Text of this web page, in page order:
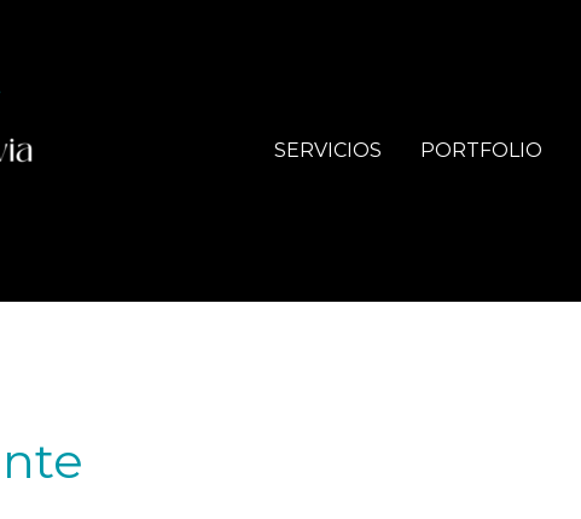
SERVICIOS PORTFOLIO